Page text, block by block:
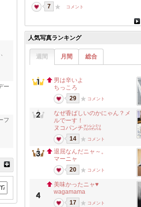
ー
フ
7 コメント
人気写真ランキング
週間 月間 総合
男は辛いよ
ちっころ
29
コメント
なぜ香ばしいのかにゃん？メ
ルでーす！
ヌコパンチ㍇㍖㍊
14
コメント
退屈なんだニャ～。
マーニャ
20
コメント
美味かったニャ♥
wagamama
17
コメント